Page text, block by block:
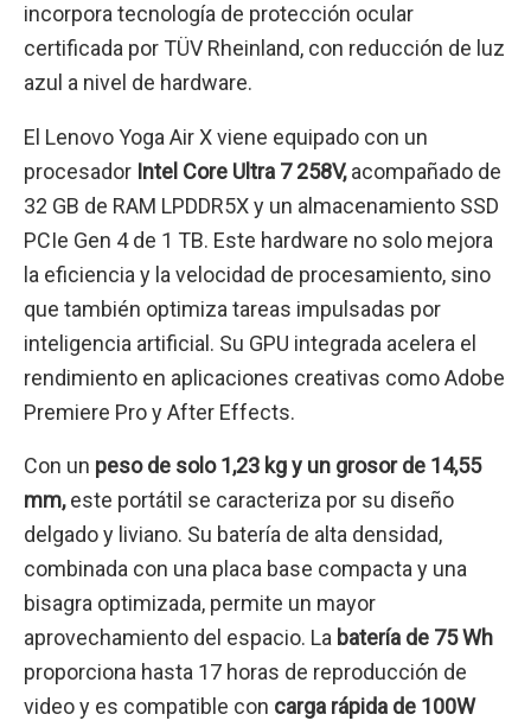
incorpora tecnología de protección ocular
certificada por TÜV Rheinland, con reducción de luz
azul a nivel de hardware.
El Lenovo Yoga Air X viene equipado con un
procesador Intel Core Ultra 7 258V,acompañado de
32 GB de RAM LPDDR5X y un almacenamiento SSD
PCIe Gen 4 de 1 TB. Este hardware no solo mejora
la eficiencia y la velocidad de procesamiento, sino
que también optimiza tareas impulsadas por
inteligencia artificial. Su GPU integrada acelera el
rendimiento en aplicaciones creativas como Adobe
Premiere Pro y After Effects.
Con un peso de solo 1,23 kg y un grosor de 14,55
mm,este portátil se caracteriza por su diseño
delgado y liviano. Su batería de alta densidad,
combinada con una placa base compacta y una
bisagra optimizada, permite un mayor
aprovechamiento del espacio. La batería de 75 Wh
proporciona hasta 17 horas de reproducción de
video y es compatible con carga rápida de 100W